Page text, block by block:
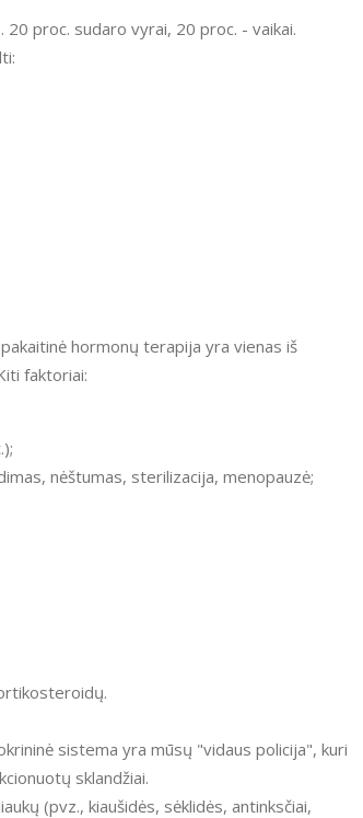
proc. sudaro vyrai, 20 proc. - vaikai.
hormonų terapija yra vienas iš
faktoriai:
nėštumas, sterilizacija, menopauzė;
sistema yra mūsų "vidaus policija", kuri
sklandžiai.
(pvz., kiaušidės, sėklidės, antinksčiai,